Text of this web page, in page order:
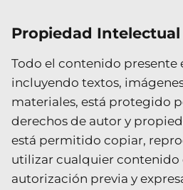
Propiedad Intelectual
Todo el contenido presente
incluyendo textos,
materiales, está protegido
derechos de autor y
está permitido copiar,
utilizar cualquier contenido
autorización previa y